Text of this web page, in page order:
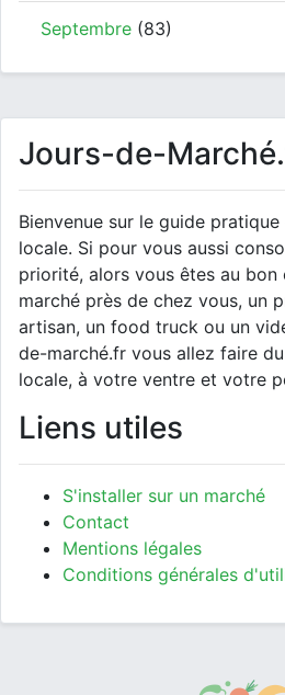
Septembre (83)
Jours-de-
Bienvenue sur le guide
locale. Si pour vous aussi
priorité, alors vous êtes au
marché près de chez vous, un
artisan, un food truck ou un
de-marché.fr vous allez faire
locale, à votre ventre et votre
Liens utiles
S'installer sur un marché
Contact
Mentions légales
Conditions générales